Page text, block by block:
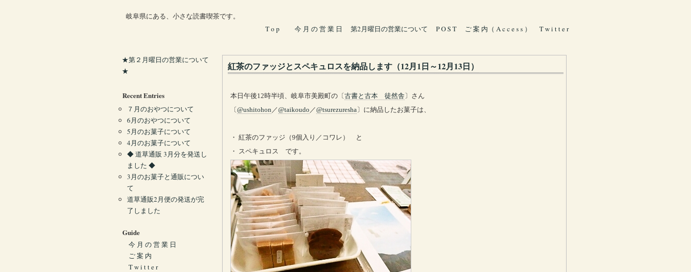
岐阜県にある、小さな読書喫茶です。
T o p
今 月 の 営 業 日 第2月曜日の営業について P O S T ご 案 内（ A c c e s s ） T w i t t e r
紅茶のファッジとスペキュロスを納品します（12月1日～12月13日）
本日午後12時半頃、岐阜市美殿町の〔古書と古本 徒然舎 〕さん
〔@ushitohon／@taikoudo ／@tsurezuresha〕に納品したお菓子は、
・ 紅茶のファッジ（9個入り／コワレ） と
・ スペキュロス です。
★第２月曜日の営業について
★
Recent Entries
７月のおやつについて
6月のおやつについて
5月のお菓子について
4月のお菓子について
◆ 道草通販 3月分を発送し
ました ◆
3月のお菓子と通販につい
て
道草通販2月便の発送が完
了しました
Guide
今 月 の 営 業 日
ご 案 内
T w i t t e r